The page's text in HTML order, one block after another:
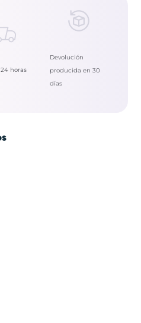
horas
Devolución
producida en 30
días